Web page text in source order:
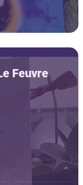
Feuvre